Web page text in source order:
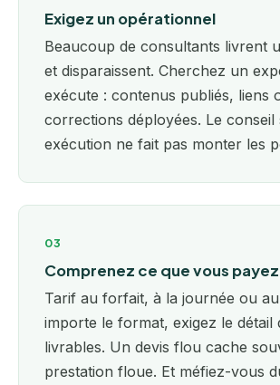
Exigez un opérationnel
Beaucoup de consultants livrent
et disparaissent. Cherchez un
exécute : contenus publiés, liens
corrections déployées. Le conseil
exécution ne fait pas monter les
03
Comprenez ce que vous payez
Tarif au forfait, à la journée ou
importe le format, exigez le détail
livrables. Un devis flou cache
prestation floue. Et méfiez-vous